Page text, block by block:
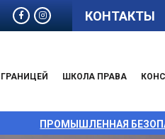
КОНТАКТЫ
ШКОЛА ПРАВА
ПРОМЫШЛЕННАЯ